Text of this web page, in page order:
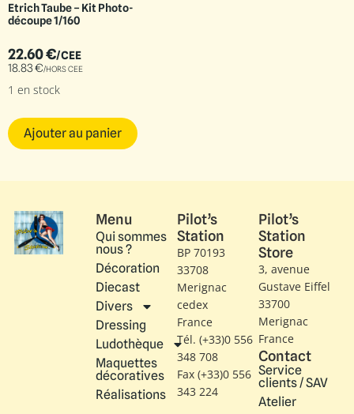
Etrich Taube – Kit Photo-
découpe 1/160
22.60€/CEE
18.83€/HORS CEE
1 en stock
Ajouter au panier
Menu
Qui sommes
nous ?
Décoration
Diecast
Divers
Dressing
Ludothèque
Maquettes
décoratives
Réalisations
Pilot’s
Station
BP 70193
33708
Merignac
cedex
France
Tél. (+33)0 556
348 708
Fax (+33)0 556
343 224
Pilot’s
Station
Store
3, avenue
Gustave Eiffel​
33700
Merignac
France
Contact
Service
clients / SAV
Atelier